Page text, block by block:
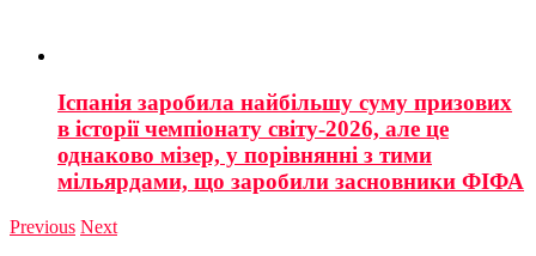
Іспанія заробила найбільшу суму призових
в історії чемпіонату світу-2026, але це
однаково мізер, у порівнянні з тими
мільярдами, що заробили засновники ФІФА
Previous Next